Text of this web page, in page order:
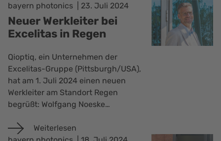
bayern photonics
23. Juli 2024
Neuer Werkleiter bei
Excelitas in Regen
Qioptiq, ein Unternehmen der
Excelitas-Gruppe (Pittsburgh/USA),
hat am 1. Juli 2024 einen neuen
Werkleiter am Standort Regen
begrüßt: Wolfgang Noeske…
Weiterlesen